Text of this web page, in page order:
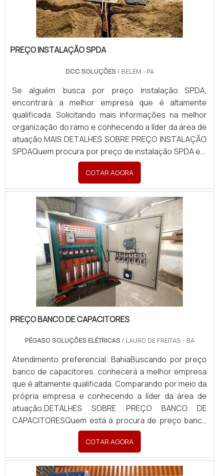
PREÇO INSTALAÇÃO SPDA
DCC SOLUÇÕES / BELÉM - PA
Se alguém busca por preço instalação SPDA,
encontrará a melhor empresa que é altamente
qualificada. Solicitando mais informações na melhor
organização do ramo e conhecendo a líder da área de
atuação.MAIS DETALHES SOBRE PREÇO INSTALAÇÃO
SPDAQuem procura por preço de instalação SPDA em
uma empresa inovadora, descobre a DCC Soluções.
Uma empresa com alto know-how em serviços de
engenharia industrial e montagem de estruturas,
disponibilizan...
COTAR AGORA
PREÇO BANCO DE CAPACITORES
PÉGASO SOLUÇÕES ELÉTRICAS / LAURO DE FREITAS - BA
Atendimento preferencial: BahiaBuscando por preço
banco de capacitores, conhecerá a melhor empresa
que é altamente qualificada. Comparando por meio da
própria empresa e conhecendo a líder da área de
atuação.DETALHES SOBRE PREÇO BANCO DE
CAPACITORESQuem está à procura de preço banco
de capacitores em uma empresa que preza pela
segurança, encontra na internet a Pégaso Soluções
Elétricas. Empresa especializada em quadro de
distribuição res...
COTAR AGORA